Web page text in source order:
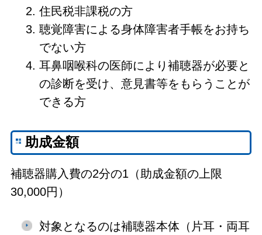
住民税非課税の方
聴覚障害による身体障害者手帳をお持ち
でない方
耳鼻咽喉科の医師により補聴器が必要と
の診断を受け、意見書等をもらうことが
できる方
助成金額
補聴器購入費の2分の1（助成金額の上限
30,000円）
対象となるのは補聴器本体（片耳・両耳